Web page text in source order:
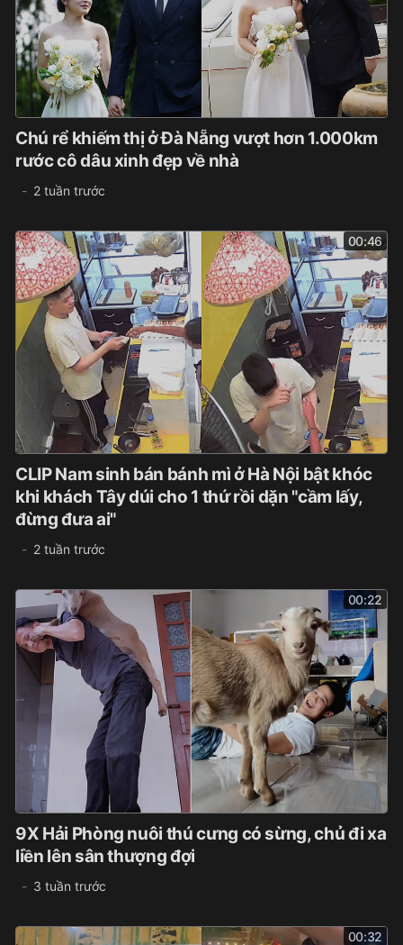
Chú rể khiếm thị ở Đà Nẵng vượt hơn 1.000km
rước cô dâu xinh đẹp về nhà
2 tuần trước
00:46
CLIP Nam sinh bán bánh mì ở Hà Nội bật khóc
khi khách Tây dúi cho 1 thứ rồi dặn "cầm lấy,
đừng đưa ai"
2 tuần trước
00:22
9X Hải Phòng nuôi thú cưng có sừng, chủ đi xa
liền lên sân thượng đợi
3 tuần trước
00:32